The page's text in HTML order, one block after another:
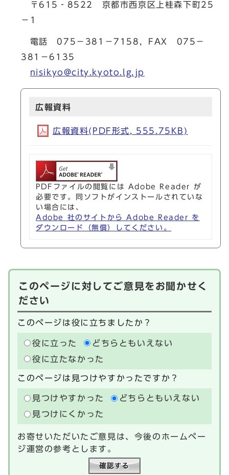
〒615‐8522 京都市西京区上桂森下町25
－1
電話 075－381－7158，FAX 075－
381－6135
nisikyo@city.kyoto.lg.jp
広報資料
広報資料(PDF形式, 555.75KB)
PDFファイルの閲覧には Adobe Reader が
必要です。同ソフトがインストールされていな
い場合には、
Adobe 社のサイトから Adobe Reader を
ダウンロード（無償）してください。
このページに対してご意見をお聞かせく
ださい
このページは役に立ちましたか？
役に立った
どちらともいえない
役に立たなかった
このページは見つけやすかったですか？
見つけやすかった
どちらともいえない
見つけにくかった
お寄せいただいたご意見は、今後のホームペー
ジ運営の参考とします。